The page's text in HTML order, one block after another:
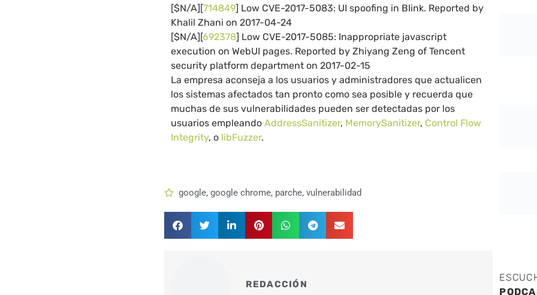
[$N/A][714849] Low CVE-2017-5083: UI spoofing in Blink. Reported by
Khalil Zhani on 2017-04-24
[$N/A][692378] Low CVE-2017-5085: Inappropriate javascript
execution on WebUI pages. Reported by Zhiyang Zeng of Tencent
security platform department on 2017-02-15
La empresa aconseja a los usuarios y administradores que actualicen
los sistemas afectados tan pronto como sea posible y recuerda que
muchas de sus vulnerabilidades pueden ser detectadas por los
usuarios empleandoAddressSanitizer, MemorySanitizer, Control Flow
Integrity, o libFuzzer.
google,google chrome, parche,vulnerabilidad
REDACCIÓN